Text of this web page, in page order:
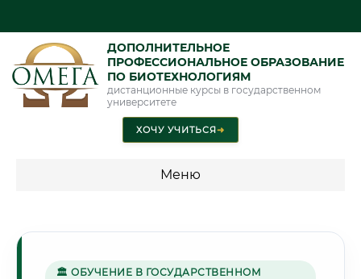
ДОПОЛНИТЕЛЬНОЕ
ПРОФЕССИОНАЛЬНОЕ ОБРАЗОВАНИЕ
ПО БИОТЕХНОЛОГИЯМ
дистанционные курсы в государственном
университете
ХОЧУ УЧИТЬСЯ➜
Меню
🏛 ОБУЧЕНИЕ В ГОСУДАРСТВЕННОМ